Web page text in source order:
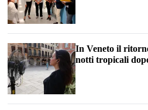
In Veneto il
notti tropicali